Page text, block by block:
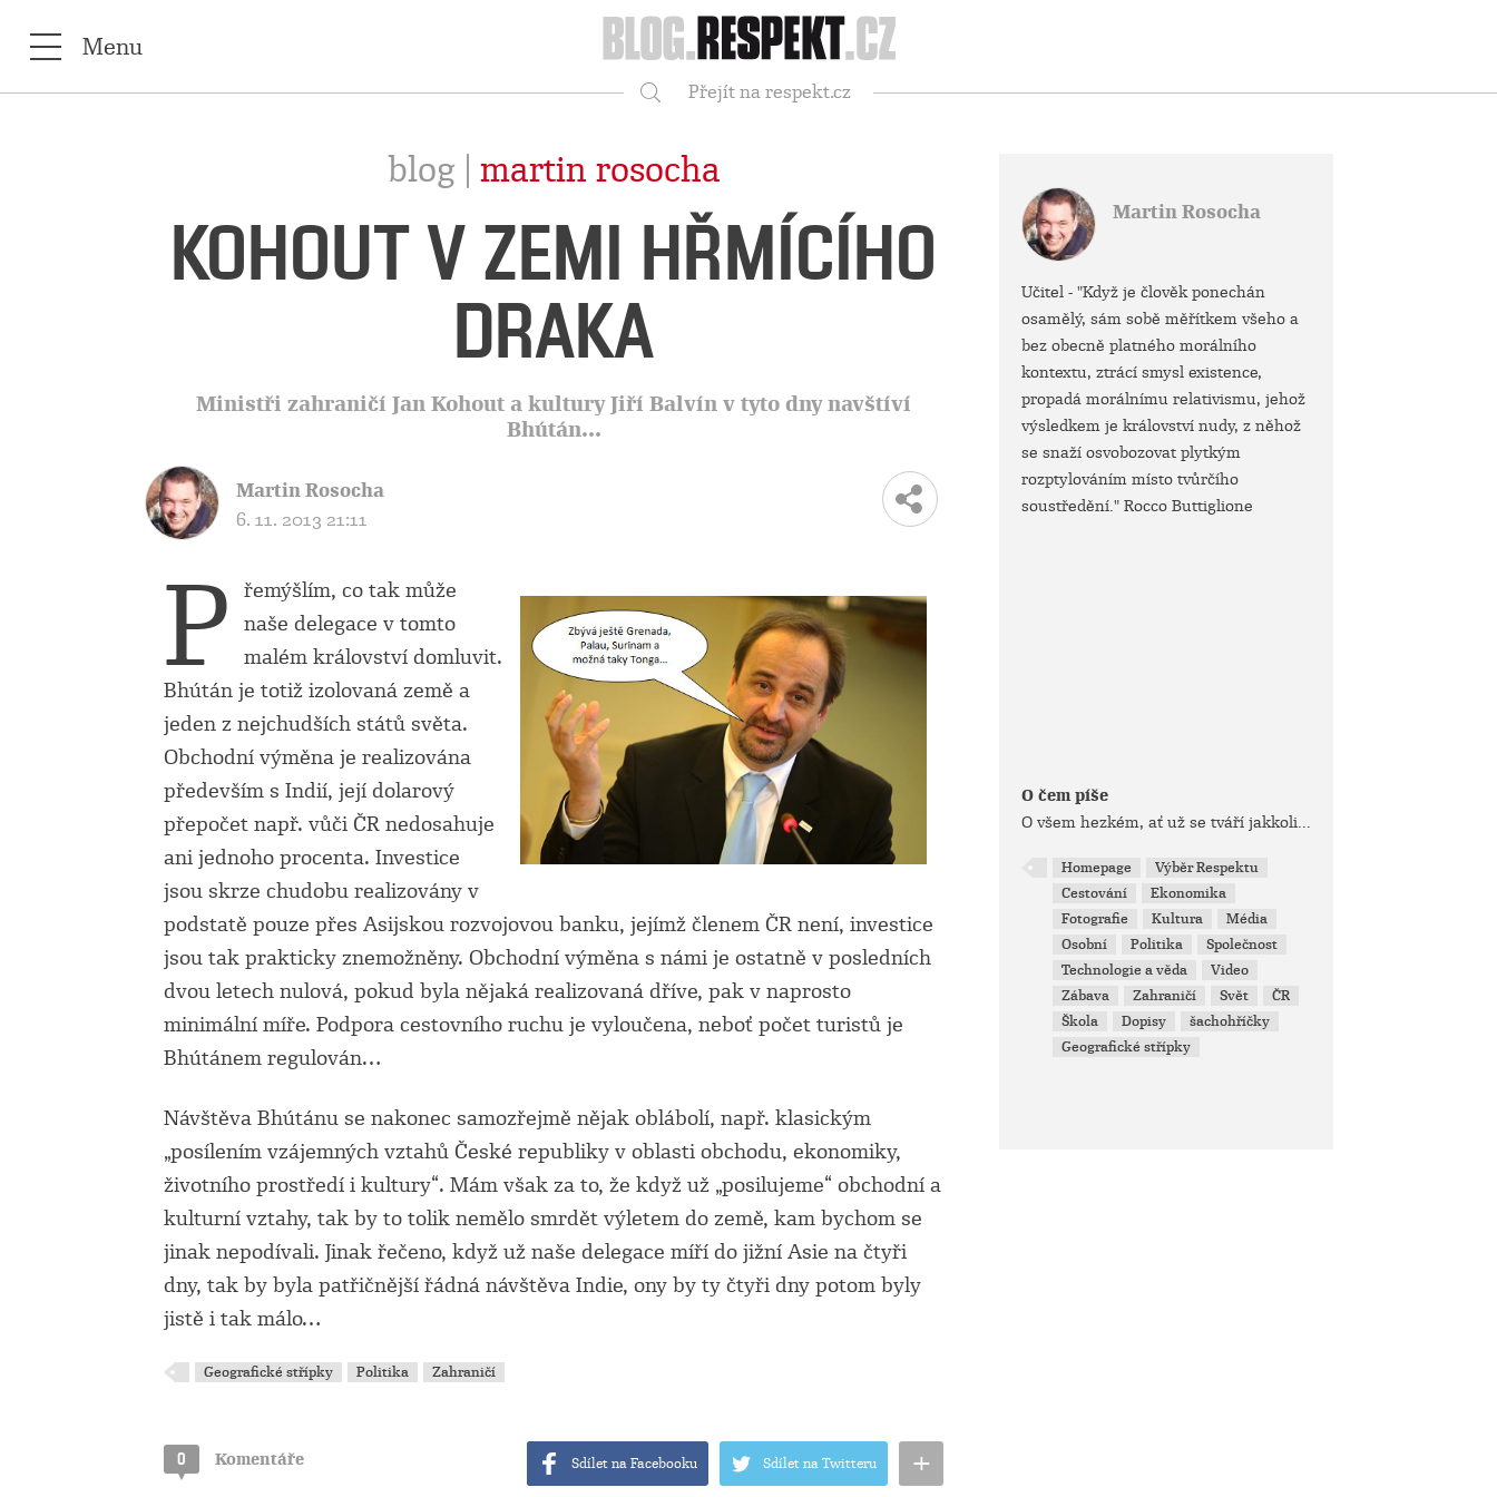
Respekt
Menu
Přejít na respekt.cz
blog | martin rosocha
KOHOUT V ZEMI HŘMÍCÍHO
DRAKA
Ministři zahraničí Jan Kohout a kultury Jiří Balvín v tyto dny navštíví
Bhútán...
Martin Rosocha
6. 11. 2013 21:11
P
řemýšlím, co tak může
naše delegace v tomto
malém království domluvit.
Bhútán je totiž izolovaná země a
jeden z nejchudších států světa.
Obchodní výměna je realizována
především s Indií, její dolarový
přepočet např. vůči ČR nedosahuje
ani jednoho procenta. Investice
jsou skrze chudobu realizovány v
podstatě pouze přes Asijskou rozvojovou banku, jejímž členem ČR není, investice
jsou tak prakticky znemožněny. Obchodní výměna s námi je ostatně v posledních
dvou letech nulová, pokud byla nějaká realizovaná dříve, pak v naprosto
minimální míře. Podpora cestovního ruchu je vyloučena, neboť počet turistů je
Bhútánem regulován…
Návštěva Bhútánu se nakonec samozřejmě nějak oblábolí, např. klasickým
„posílením vzájemných vztahů České republiky v oblasti obchodu, ekonomiky,
životního prostředí i kultury“. Mám však za to, že když už „posilujeme“ obchodní a
kulturní vztahy, tak by to tolik nemělo smrdět výletem do země, kam bychom se
jinak nepodívali. Jinak řečeno, když už naše delegace míří do jižní Asie na čtyři
dny, tak by byla patřičnější řádná návštěva Indie, ony by ty čtyři dny potom byly
jistě i tak málo…
Geografické střípky Politika Zahraničí
0 Komentáře +
Sdílet na Twitteru
Sdílet na Facebooku
Martin Rosocha
Učitel - "Když je člověk ponechán
osamělý, sám sobě měřítkem všeho a
bez obecně platného morálního
kontextu, ztrácí smysl existence,
propadá morálnímu relativismu, jehož
výsledkem je království nudy, z něhož
se snaží osvobozovat plytkým
rozptylováním místo tvůrčího
soustředění." Rocco Buttiglione
O čem píše
O všem hezkém, ať už se tváří jakkoli...
Homepage
Výběr Respektu
Cestování
Ekonomika
Fotografie
Kultura
Média
Osobní
Politika
Společnost
Technologie a věda
Video
Zábava
Zahraničí Svět
ČR
Škola
Dopisy
šachohříčky
Geografické střípky